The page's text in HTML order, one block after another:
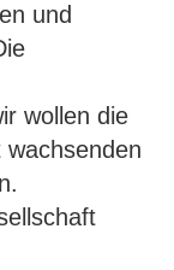
und
wollen die